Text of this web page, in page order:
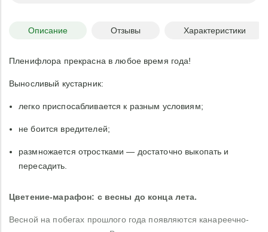
Описание Отзывы Характеристики
Пленифлора прекрасна в любое время года!
Выносливый кустарник:
легко приспосабливается к разным условиям;
не боится вредителей;
размножается отростками — достаточно выкопать и
пересадить.
Цветение-марафон: с весны до конца лета.
Весной на побегах прошлого года появляются канареечно-